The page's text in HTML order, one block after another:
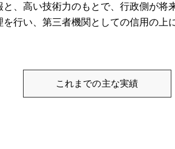
、高い技術力のもとで、行政側が将
行い、第三者機関としての信用の上
これまでの主な実績